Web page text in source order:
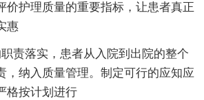
价护理质量的重要指标，让患者真正
惠
落实，患者从入院到出院的整个
，纳入质量管理。制定可行的应知应
格按计划进行